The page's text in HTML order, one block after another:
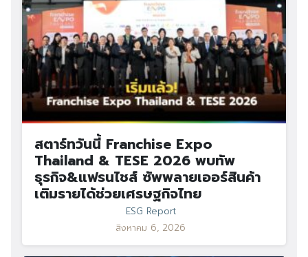
สตาร์ทวันนี้ Franchise Expo
Thailand & TESE 2026 พบทัพ
ธุรกิจ&แฟรนไชส์ ซัพพลายเออร์สินค้า
เติมรายได้ช่วยเศรษฐกิจไทย
ESG Report
สิงหาคม 6, 2026